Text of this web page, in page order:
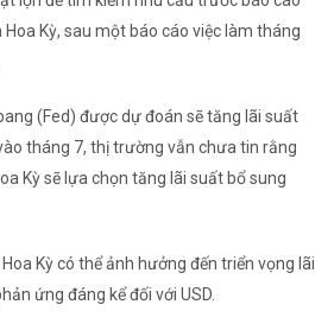
Kỳ, sau một báo cáo việc làm tháng
(Fed) được dự đoán sẽ tăng lãi suất
tháng 7, thị trường vẫn chưa tin rằng
Kỳ sẽ lựa chọn tăng lãi suất bổ sung
Kỳ có thể ảnh hưởng đến triển vọng lãi
ứng đáng kể đối với USD.